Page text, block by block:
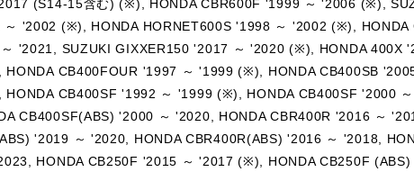
(S14-15含む) (※), HONDA CBR600F '1999 ～ '2006 (※),
～ '2002 (※), HONDA HORNET600S '1998 ～ '2002 (※),
'2021, SUZUKI GIXXER150 '2017 ～ '2020 (※), HONDA 400X
CB400FOUR '1997 ～ '1999 (※), HONDA CB400SB
CB400SF '1992 ～ '1999 (※), HONDA CB400SF '2000
CB400SF(ABS) '2000 ～ '2020, HONDA CBR400R '2016 ～
'2019 ～ '2020, HONDA CBR400R(ABS) '2016 ～ '2018,
HONDA CB250F '2015 ～ '2017 (※), HONDA CB250F